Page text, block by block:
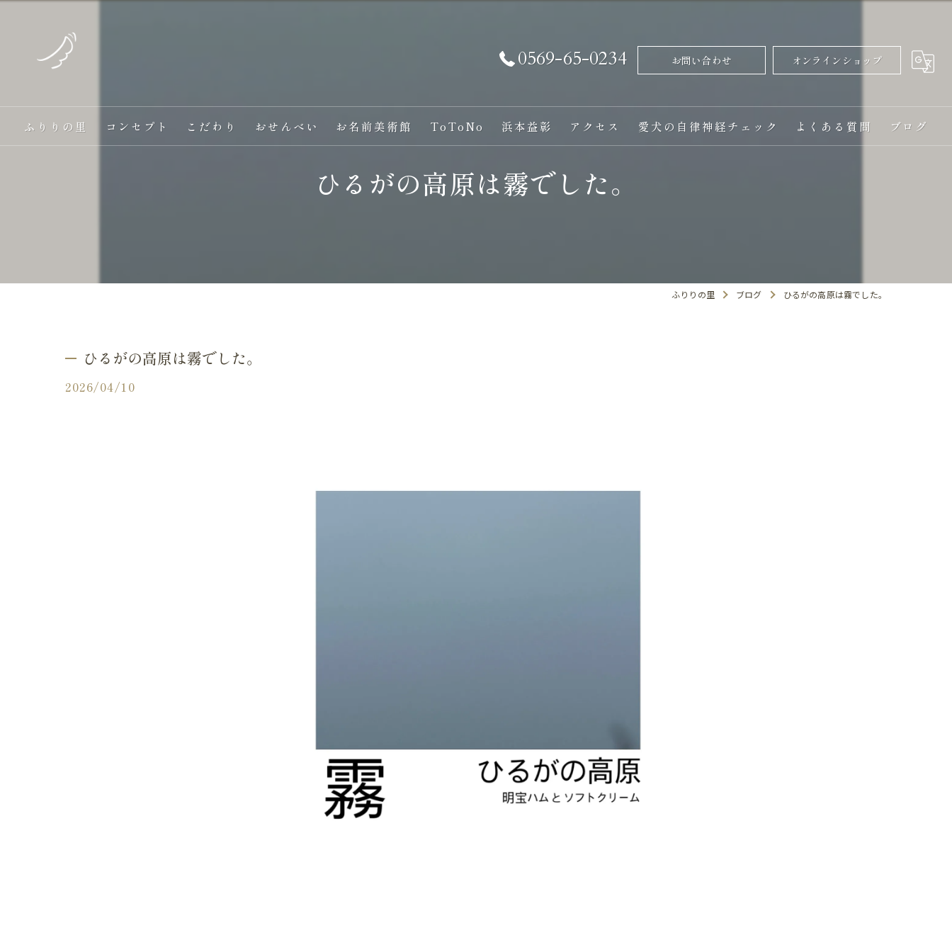
0569-65-0234 お問い合わせ オンラインショップ
ふりりの里 コンセプト こだわり おせんべい お名前美術館 ToToNo 浜本益彰 アクセス 愛犬の自律神経チェック よくある質問 ブログ
ひるがの高原は霧でした。
ふりりの里 ブログ ひるがの高原は霧でした。
ひるがの高原は霧でした。
2026/04/10